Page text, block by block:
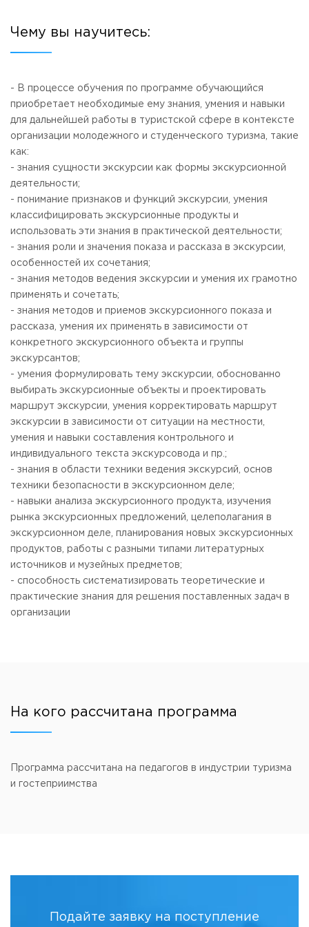
пн-пт: с 10:00 до 17:00;
сб: с 10:00 до 15:30;
вс: выходной.
Чему вы научитесь:
- В процессе обучения по программе обучающийся
приобретает необходимые ему знания, умения и навыки
для дальнейшей работы в туристской сфере в контексте
организации молодежного и студенческого туризма, такие
как:
- знания сущности экскурсии как формы экскурсионной
деятельности;
- понимание признаков и функций экскурсии, умения
классифицировать экскурсионные продукты и
использовать эти знания в практической деятельности;
- знания роли и значения показа и рассказа в экскурсии,
особенностей их сочетания;
- знания методов ведения экскурсии и умения их грамотно
применять и сочетать;
- знания методов и приемов экскурсионного показа и
рассказа, умения их применять в зависимости от
конкретного экскурсионного объекта и группы
экскурсантов;
- умения формулировать тему экскурсии, обоснованно
выбирать экскурсионные объекты и проектировать
маршрут экскурсии, умения корректировать маршрут
экскурсии в зависимости от ситуации на местности,
умения и навыки составления контрольного и
индивидуального текста экскурсовода и пр.;
- знания в области техники ведения экскурсий, основ
техники безопасности в экскурсионном деле;
- навыки анализа экскурсионного продукта, изучения
рынка экскурсионных предложений, целеполагания в
экскурсионном деле, планирования новых экскурсионных
продуктов, работы с разными типами литературных
источников и музейных предметов;
- способность систематизировать теоретические и
практические знания для решения поставленных задач в
организации
На кого рассчитана программа
Программа рассчитана на педагогов в индустрии туризма
и гостеприимства
Подайте заявку на поступление